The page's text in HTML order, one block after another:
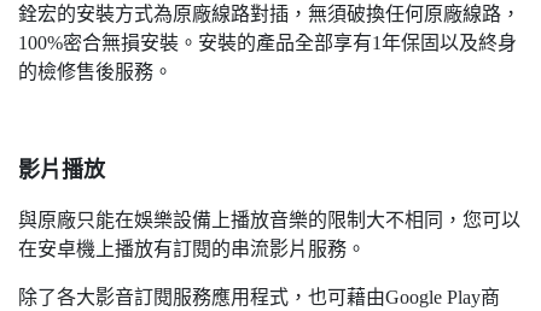
銓宏的安裝方式為原廠線路對插，無須破換任何原廠線路，
100%密合無損安裝。安裝的產品全部享有1年保固以及終身
的檢修售後服務。
影片播放
與原廠只能在娛樂設備上播放音樂的限制大不相同，您可以
在安卓機上播放有訂閱的串流影片服務。
除了各大影音訂閱服務應用程式，也可藉由Google Play商